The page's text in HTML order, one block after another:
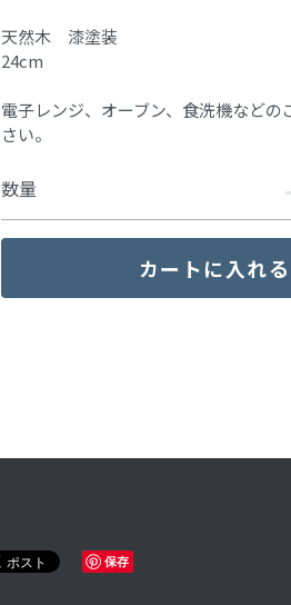
天然木 漆塗装
24cm
電子レンジ、オーブン、食洗機などの
さい。
数量
カートに入れる
保存